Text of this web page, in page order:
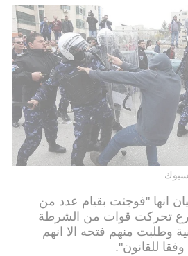
انها "فوجئت بقيام عدد من
تحركت قوات من الشرطة
وطلبت منهم فتحه الا انهم
للقانون".